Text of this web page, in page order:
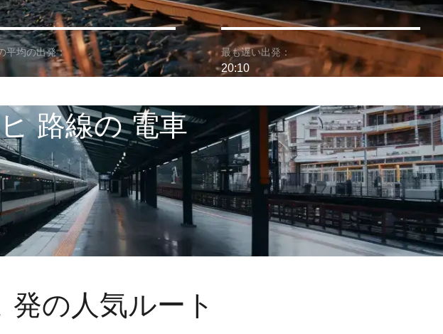
平均の出発： 最も遅い出発：
20:10
路線の 電車
発の人気ルート